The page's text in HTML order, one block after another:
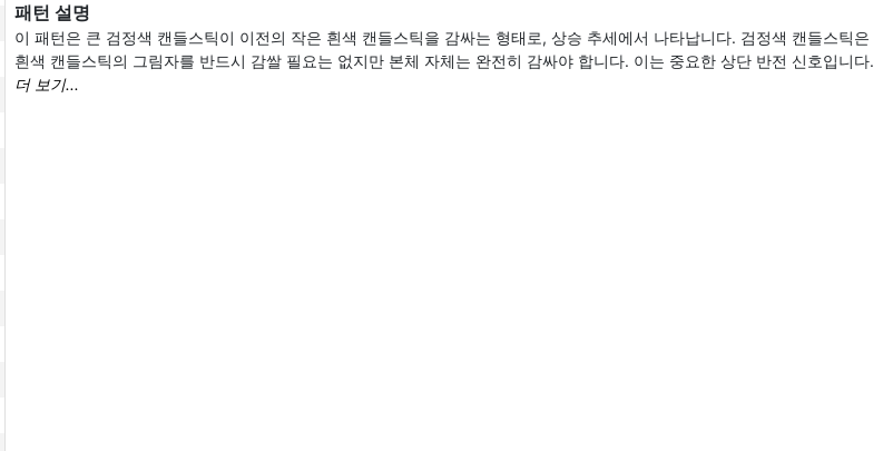
패턴 설명
이 패턴은 큰 검정색 캔들스틱이 이전의 작은 흰색 캔들스틱을 감싸는 형태로, 상승 추세에서 나타납니다. 검정색 캔들스틱은
흰색 캔들스틱의 그림자를 반드시 감쌀 필요는 없지만 본체 자체는 완전히 감싸야 합니다. 이는 중요한 상단 반전 신호입니다.
더 보기...